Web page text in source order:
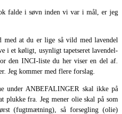
falde i søvn inden vi var i mål, er jeg
at du er lige så vild med lavendel
i et køligt, usynligt tapetseret lavendel-
den INCI-liste du her viser en del af.
Jeg kommer med flere forslag.
under ANBEFALINGER skal ikke på
plukke fra. Jeg mener olie skal på som
(fugtmætning), så forsegling (olie)